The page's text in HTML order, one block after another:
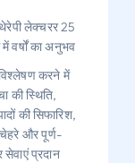
थेरेपी लेक्चरर 25
में वर्षों का अनुभव
करने में
की स्थिति,
की सिफारिश,
और पूर्ण-
सेवाएं प्रदान